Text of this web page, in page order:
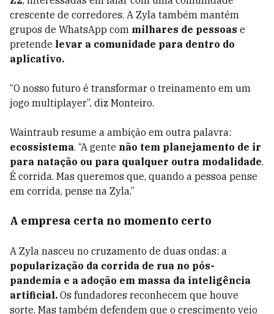
crescente de corredores. A Zyla também mantém
grupos de WhatsApp com milhares de pessoas e
pretende levar a comunidade para dentro do
aplicativo.
“O nosso futuro é transformar o treinamento em um
jogo multiplayer”, diz Monteiro.
Waintraub resume a ambição em outra palavra:
ecossistema. “A gente não tem planejamento de ir
para natação ou para qualquer outra modalidade.
É corrida. Mas queremos que, quando a pessoa pense
em corrida, pense na Zyla.”
A empresa certa no momento certo
A Zyla nasceu no cruzamento de duas ondas: a
popularização da corrida de rua no pós-
pandemia e a adoção em massa da inteligência
artificial. Os fundadores reconhecem que houve
sorte. Mas também defendem que o crescimento veio